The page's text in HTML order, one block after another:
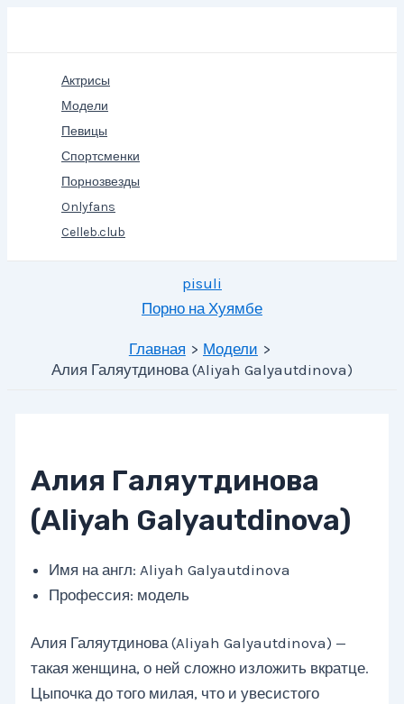
Актрисы
Модели
Певицы
Спортсменки
Порнозвезды
Onlyfans
Celleb.club
pisuli
Порно на Хуямбе
Главная
Модели
Алия Галяутдинова (Aliyah Galyautdinova)
Алия Галяутдинова
(Aliyah Galyautdinova)
Имя на англ: Aliyah Galyautdinova
Профессия: модель
Алия Галяутдинова (Aliyah Galyautdinova) —
такая женщина, о ней сложно изложить вкратце.
Цыпочка до того милая, что и увесистого